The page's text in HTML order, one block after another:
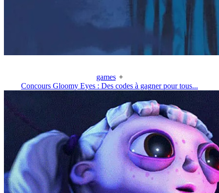
games +
Concours Gloomy Eyes : Des codes à gagner pour tous...